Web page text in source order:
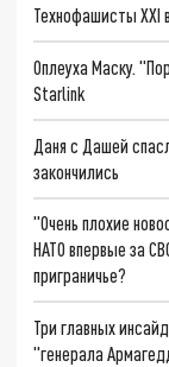
Технофашисты XXI
Оплеуха Маску.
Starlink
Даня с Дашей
закончились
"Очень плохие
НАТО впервые за
приграничье?
Три главных
"генерала